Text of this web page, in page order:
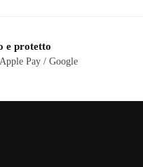
e protetto
Pay / Google